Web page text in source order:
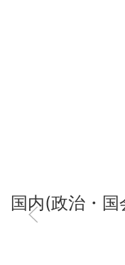
国内(政治・